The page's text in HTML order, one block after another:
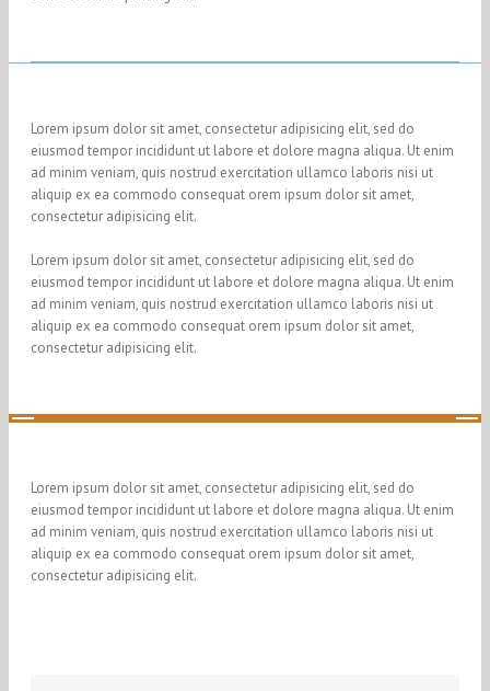
Lorem ipsum dolor sit amet, consectetur adipisicing elit, sed do
eiusmod tempor incididunt ut labore et dolore magna aliqua. Ut enim
ad minim veniam, quis nostrud exercitation ullamco laboris nisi ut
aliquip ex ea commodo consequat orem ipsum dolor sit amet,
consectetur adipisicing elit.
Lorem ipsum dolor sit amet, consectetur adipisicing elit, sed do
eiusmod tempor incididunt ut labore et dolore magna aliqua. Ut enim
ad minim veniam, quis nostrud exercitation ullamco laboris nisi ut
aliquip ex ea commodo consequat orem ipsum dolor sit amet,
consectetur adipisicing elit.
Lorem ipsum dolor sit amet, consectetur adipisicing elit, sed do
eiusmod tempor incididunt ut labore et dolore magna aliqua. Ut enim
ad minim veniam, quis nostrud exercitation ullamco laboris nisi ut
aliquip ex ea commodo consequat orem ipsum dolor sit amet,
consectetur adipisicing elit.